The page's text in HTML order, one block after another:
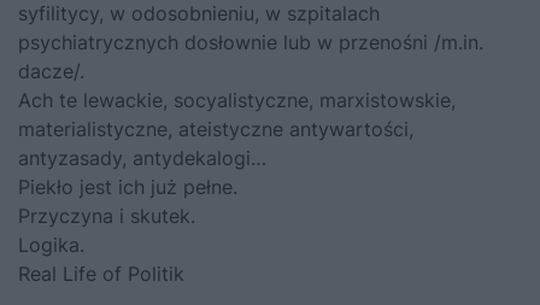
syfilitycy, w odosobnieniu, w szpitalach
psychiatrycznych dosłownie lub w przenośni /m.in.
dacze/.
Ach te lewackie, socyalistyczne, marxistowskie,
materialistyczne, ateistyczne antywartości,
antyzasady, antydekalogi…
Piekło jest ich już pełne.
Przyczyna i skutek.
Logika.
Real Life of Politik